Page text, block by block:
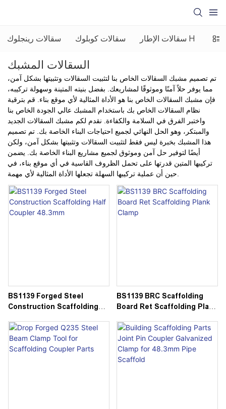
سقالات رينجلوك سقالات كوبلوك سقالات الإطار H
السقالات المشبك
تم تصميم مشبك السقالات الخاص بنا لتثبيت السقالات وتثبيتها بشكل آمن،
مما يوفر حلاً آمنًا وموثوقًا لمشاريعك. بفضل بنيته المتينة وسهولة تركيبه،
فإن مشبك السقالات الخاص بنا هو الأداة المثالية لأي موقع بناء. قم بترقية
نظام السقالات الخاص بك باستخدام المشبك عالي الجودة الخاص بنا
واختبر الفرق في السلامة والكفاءة. نقدم لكم مشبك السقالات الجديد
والمبتكر، وهو الحل النهائي لجميع احتياجات البناء الخاصة بك. تم تصميم
هذا المشبك بخبرة ليس فقط لتثبيت السقالات وتثبيتها بشكل آمن، ولكن
أيضًا لتوفير حل آمن وموثوق لجميع مشاريع البناء الخاصة بك. يضمن
تركيبها المتين قدرتها على تحمل الظروف القاسية في أي موقع بناء، في
BS1139 Forged Steel
Construction Scaffolding
BS1139 BRC Scaffolding
Board Ret Scaffolding Plank